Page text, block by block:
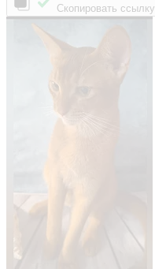
Скопировать ссылку